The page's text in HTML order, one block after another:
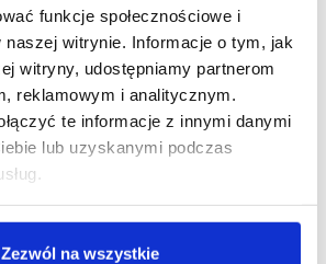
funkcje społecznościowe i
naszej witrynie. Informacje o tym, jak
witryny, udostępniamy partnerom
reklamowym i analitycznym.
te informacje z innymi danymi
lub uzyskanymi podczas
Zezwól na wszystkie
R E K L A M A